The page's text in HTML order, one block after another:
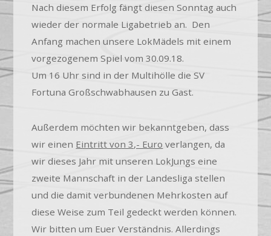
Nach diesem Erfolg fängt diesen Sonntag auch
wieder der normale Ligabetrieb an. Den
Anfang machen unsere LokMädels mit einem
vorgezogenem Spiel vom 30.09.18.
Um 16 Uhr sind in der Multihölle die SV
Fortuna Großschwabhausen zu Gast.
Außerdem möchten wir bekanntgeben, dass
wir einen Eintritt von 3,- Euro verlangen, da
wir dieses Jahr mit unseren LokJungs eine
zweite Mannschaft in der Landesliga stellen
und die damit verbundenen Mehrkosten auf
diese Weise zum Teil gedeckt werden können.
Wir bitten um Euer Verständnis. Allerdings